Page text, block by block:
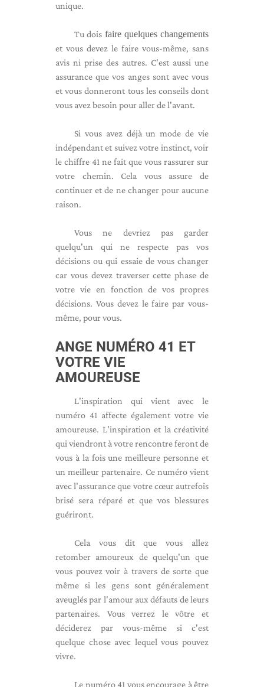
unique.
Tu dois faire quelques changements
et vous devez le faire vous-même, sans
avis ni prise des autres. C'est aussi une
assurance que vos anges sont avec vous
et vous donneront tous les conseils dont
vous avez besoin pour aller de l'avant.
Si vous avez déjà un mode de vie
indépendant et suivez votre instinct, voir
le chiffre 41 ne fait que vous rassurer sur
votre chemin. Cela vous assure de
continuer et de ne changer pour aucune
raison.
Vous ne devriez pas garder
quelqu'un qui ne respecte pas vos
décisions ou qui essaie de vous changer
car vous devez traverser cette phase de
votre vie en fonction de vos propres
décisions. Vous devez le faire par vous-
même, pour vous.
ANGE NUMÉRO 41 ET
VOTRE VIE
AMOUREUSE
L'inspiration qui vient avec le
numéro 41 affecte également votre vie
amoureuse. L'inspiration et la créativité
qui viendront à votre rencontre feront de
vous à la fois une meilleure personne et
un meilleur partenaire. Ce numéro vient
avec l'assurance que votre cœur autrefois
brisé sera réparé et que vos blessures
guériront.
Cela vous dit que vous allez
retomber amoureux de quelqu'un que
vous pouvez voir à travers de sorte que
même si les gens sont généralement
aveuglés par l'amour aux défauts de leurs
partenaires. Vous verrez le vôtre et
déciderez par vous-même si c'est
quelque chose avec lequel vous pouvez
vivre.
Le numéro 41 vous encourage à être